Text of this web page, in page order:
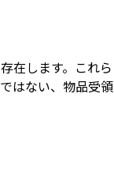
在します。これら
はない、物品受領